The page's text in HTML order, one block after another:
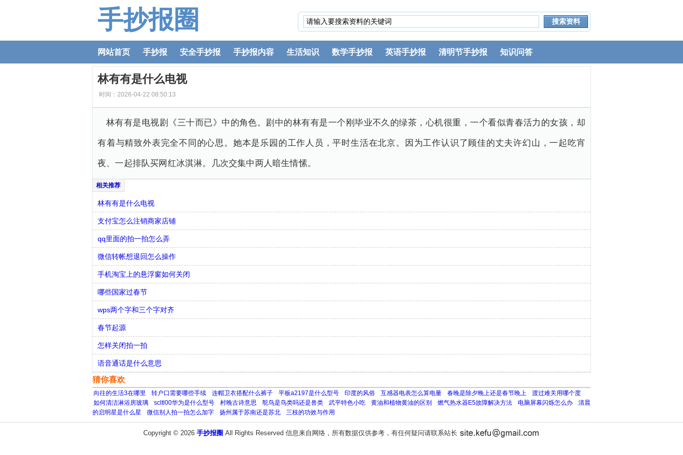
手抄报圈
网站首页 手抄报 安全手抄报 手抄报内容 生活知识 数学手抄报 英语手抄报 清明节手抄报 知识问答
林有有是什么电视
时间：2026-04-22 08:50:13
林有有是电视剧《三十而已》中的角色。剧中的林有有是一个刚毕业不久的绿茶，心机很重，一个看似青春活力的女孩，却
有着与精致外表完全不同的心思。她本是乐园的工作人员，平时生活在北京。因为工作认识了顾佳的丈夫许幻山，一起吃宵
夜、一起排队买网红冰淇淋。几次交集中两人暗生情愫。
林有有是什么电视
支付宝怎么注销商家店铺
qq里面的拍一拍怎么弄
微信转帐想退回怎么操作
手机淘宝上的悬浮窗如何关闭
哪些国家过春节
wps两个字和三个字对齐
春节起源
怎样关闭拍一拍
语音通话是什么意思
猜你喜欢
向往的生活3在哪里 转户口需要哪些手续 连帽卫衣搭配什么裤子 平板a2197是什么型号 印度的风俗 互感器电表怎么算电量 春晚是除夕晚上还是春节晚上
渡过难关用哪个度
如何清洁淋浴房玻璃
scltl00华为是什么型号 村晚古诗意思 鸵鸟是鸟类吗还是兽类 武平特色小吃 黄油和植物黄油的区别 燃气热水器E5故障解决方法 电脑屏幕闪烁怎么办
清晨
的启明星是什么星
微信别人拍一拍怎么加字 扬州属于苏南还是苏北 三枝的功效与作用
Copyright © 2026 手抄报圈 All Rights Reserved 信息来自网络，所有数据仅供参考，有任何疑问请联系站长